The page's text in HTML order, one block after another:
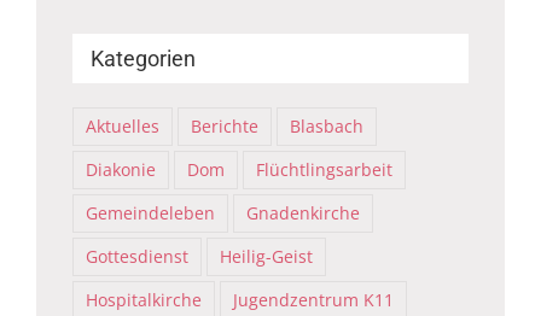
Kategorien
Aktuelles Berichte
Blasbach
Diakonie
Dom
Flüchtlingsarbeit
Gemeindeleben
Gnadenkirche
Gottesdienst
Heilig-Geist
Hospitalkirche
Jugendzentrum K11